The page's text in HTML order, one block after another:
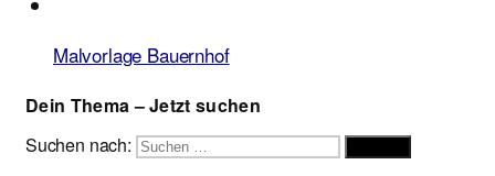
Malvorlage Bauernhof
Dein Thema – Jetzt suchen
Suchen nach: